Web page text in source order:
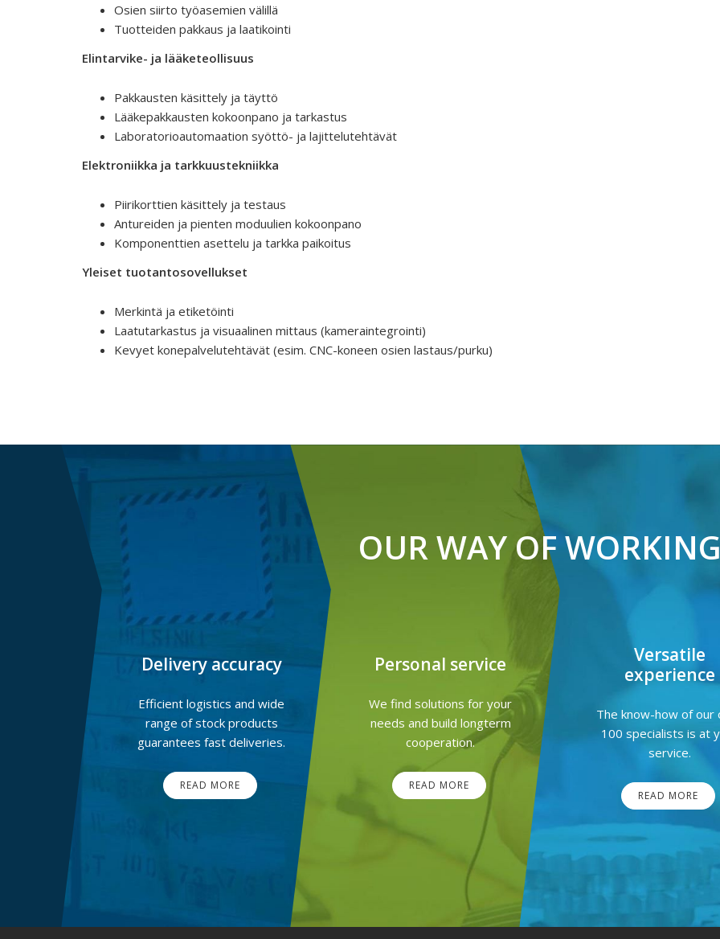
Osien siirto työasemien välillä
Tuotteiden pakkaus ja laatikointi
Elintarvike- ja lääketeollisuus
Pakkausten käsittely ja täyttö
Lääkepakkausten kokoonpano ja tarkastus
Laboratorioautomaation syöttö- ja lajittelutehtävät
Elektroniikka ja tarkkuustekniikka
Piirikorttien käsittely ja testaus
Antureiden ja pienten moduulien kokoonpano
Komponenttien asettelu ja tarkka paikoitus
Yleiset tuotantosovellukset
Merkintä ja etiketöinti
Laatutarkastus ja visuaalinen mittaus (kameraintegrointi)
Kevyet konepalvelutehtävät (esim. CNC-koneen osien lastaus/purku)
OUR WAY OF
Delivery accuracy
Efficient logistics and wide
range of stock products
guarantees fast deliveries.
READ MORE
Personal service
We find solutions for your
needs and build longterm
cooperation.
READ MORE
Versatile
experience
The know-how of our
100 specialists is at
service.
READ MORE